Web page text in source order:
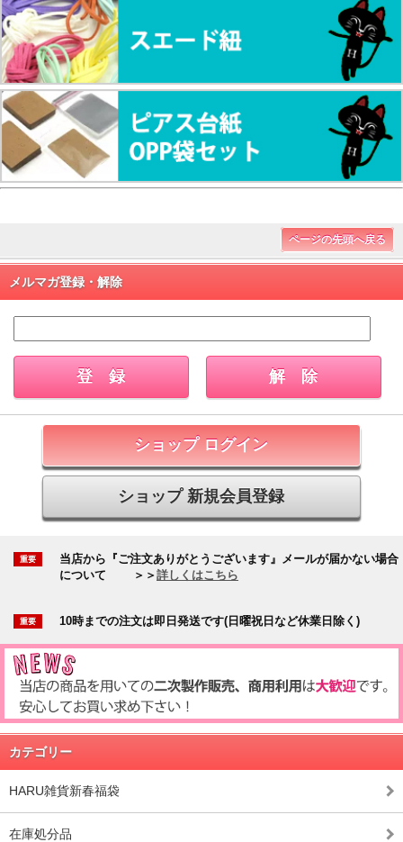
ページの先頭へ戻る
メルマガ登録・解除
ショップ ログイン
ショップ 新規会員登録
当店から『ご注文ありがとうございます』メールが届かない場合
について
＞＞ 詳しくはこちら
10時までの注文は即日発送です(日曜祝日など休業日除く)
カテゴリー
HARU雑貨新春福袋
在庫処分品